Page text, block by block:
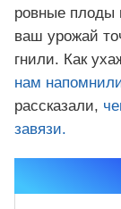
ровные плоды
ваш урожай
гнили. Как
нам
рассказали,
завязи.